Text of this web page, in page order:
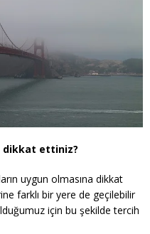
dikkat ettiniz?
uygun olmasına dikkat
farklı bir yere de geçilebilir
için bu şekilde tercih